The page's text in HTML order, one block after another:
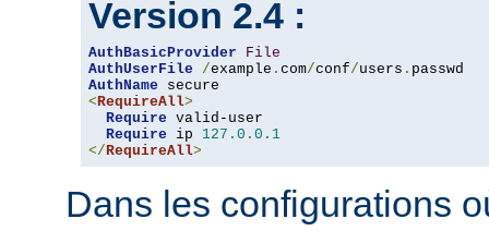
Version 2.4 :
AuthBasicProvider
File
AuthUserFile
/example . com/conf/users .
AuthName
<RequireAll>
Require valid-user
Require ip 127.0 . 0.1
</RequireAll>
Dans les configurations